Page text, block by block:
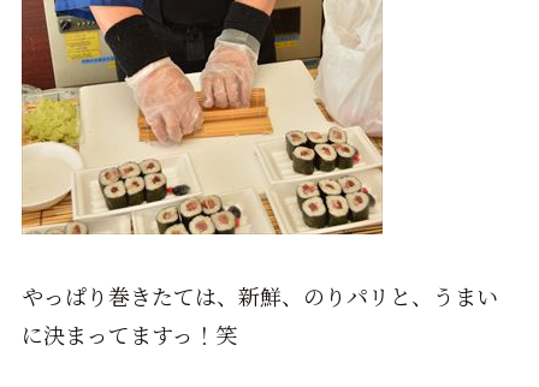
やっぱり巻きたては、新鮮、のりパリと、うまい
に決まってますっ！笑